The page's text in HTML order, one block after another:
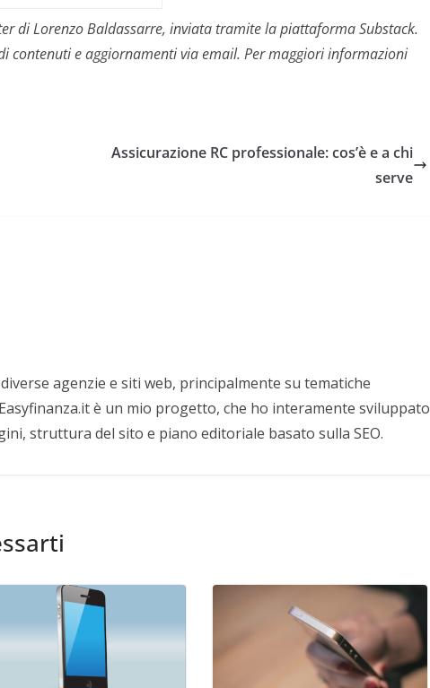
di Lorenzo Baldassarre, inviata tramite la piattaforma Substack.
contenuti e aggiornamenti via email. Per maggiori informazioni
Assicurazione RC professionale: cos’è e a chi
serve
agenzie e siti web, principalmente su tematiche
è un mio progetto, che ho interamente sviluppato
struttura del sito e piano editoriale basato sulla SEO.